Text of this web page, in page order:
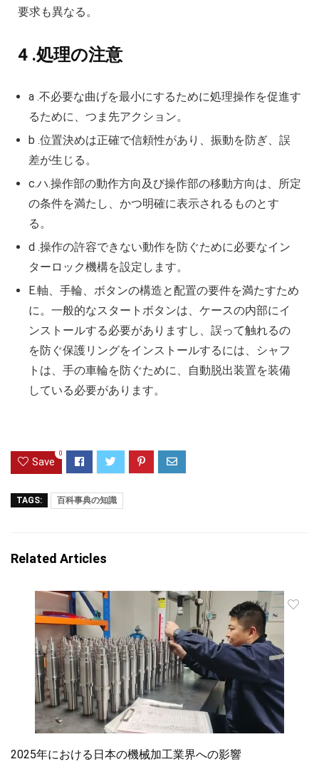
要求も異なる。
4 .処理の注意
a .不必要な曲げを最小にするために処理操作を促進す
るために、つま先アクション。
b .位置決めは正確で信頼性があり、振動を防ぎ、誤
差が生じる。
c.ハ.操作部の動作方向及び操作部の移動方向は、所定
の条件を満たし、かつ明確に表示されるものとす
る。
d .操作の許容できない動作を防ぐために必要なイン
ターロック機構を設定します。
E.軸、手輪、ボタンの構造と配置の要件を満たすため
に。一般的なスタートボタンは、ケースの内部にイ
ンストールする必要がありますし、誤って触れるの
を防ぐ保護リングをインストールするには、シャフ
トは、手の車輪を防ぐために、自動脱出装置を装備
している必要があります。
Save
0
TAGS: 百科事典の知識
Related Articles
2025年における日本の機械加工業界への影響